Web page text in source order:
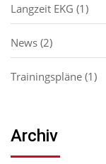
Langzeit EKG (1)
News (2)
Trainingspläne (1)
Archiv